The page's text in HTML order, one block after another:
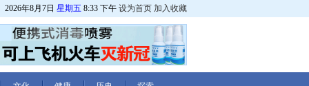
2026年8月7日 星期五 8:33 下午 设为首页 加入收藏